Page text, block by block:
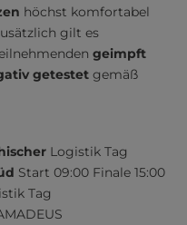
höchst komfortabel
gilt es
geimpft
getestet gemäß
Logistik Tag
Start 09:00 Finale 15:00
Tag